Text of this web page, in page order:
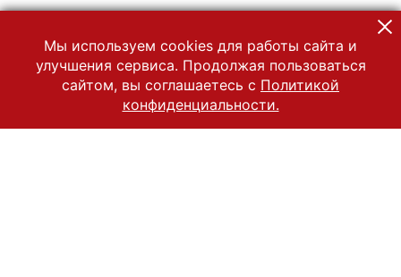
Мы используем cookies для работы сайта и
улучшения сервиса. Продолжая пользоваться
сайтом, вы соглашаетесь с Политикой
конфиденциальности.